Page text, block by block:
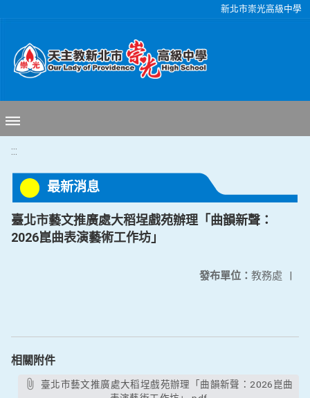
新北市崇光高級中學
:::
最新消息
臺北市藝文推廣處大稻埕戲苑辦理「曲韻新聲：
2026崑曲表演藝術工作坊」
發布單位： 教務處 |
相關附件